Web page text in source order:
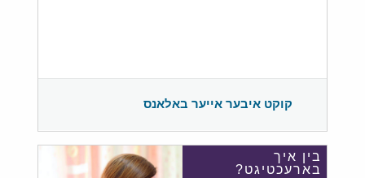
קוקט איבער אייער באלאנס
בין איך
בארעכטיגט?